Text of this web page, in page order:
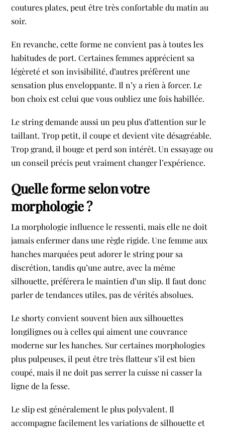
coutures plates, peut être très confortable du matin au
soir.
En revanche, cette forme ne convient pas à toutes les
habitudes de port. Certaines femmes apprécient sa
légèreté et son invisibilité, d’autres préfèrent une
sensation plus enveloppante. Il n’y a rien à forcer. Le
bon choix est celui que vous oubliez une fois habillée.
Le string demande aussi un peu plus d’attention sur le
taillant. Trop petit, il coupe et devient vite désagréable.
Trop grand, il bouge et perd son intérêt. Un essayage ou
un conseil précis peut vraiment changer l’expérience.
Quelle forme selon votre
morphologie ?
La morphologie influence le ressenti, mais elle ne doit
jamais enfermer dans une règle rigide. Une femme aux
hanches marquées peut adorer le string pour sa
discrétion, tandis qu’une autre, avec la même
silhouette, préférera le maintien d’un slip. Il faut donc
parler de tendances utiles, pas de vérités absolues.
Le shorty convient souvent bien aux silhouettes
longilignes ou à celles qui aiment une couvrance
moderne sur les hanches. Sur certaines morphologies
plus pulpeuses, il peut être très flatteur s’il est bien
coupé, mais il ne doit pas serrer la cuisse ni casser la
ligne de la fesse.
Le slip est généralement le plus polyvalent. Il
accompagne facilement les variations de silhouette et